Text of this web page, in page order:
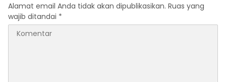
Alamat email Anda tidak akan dipublikasikan. Ruas yang
wajib ditandai *